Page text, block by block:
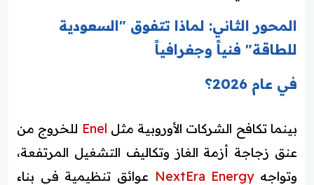
المحور الثاني: لماذا تتفوق "السعودية
للطاقة" فنياً وجغرافياً
في عام 2026؟
بينما تكافح الشركات الأوروبية مثل Enel للخروج من
عنق زجاجة أزمة الغاز وتكاليف التشغيل المرتفعة،
وتواجهNextEra Energy عوائق تنظيمية في بناء